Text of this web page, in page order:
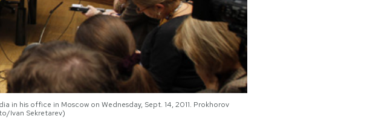
in his office in Moscow on Wednesday, Sept. 14, 2011. Prokhorov
Ivan Sekretarev)